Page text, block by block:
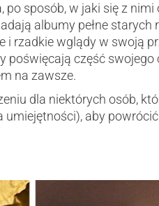
sposób, w jaki się z nimi
albumy pełne starych
i rzadkie wglądy w swoją
poświęcają część
na zawsze.
dla niektórych osób,
aby powrócić